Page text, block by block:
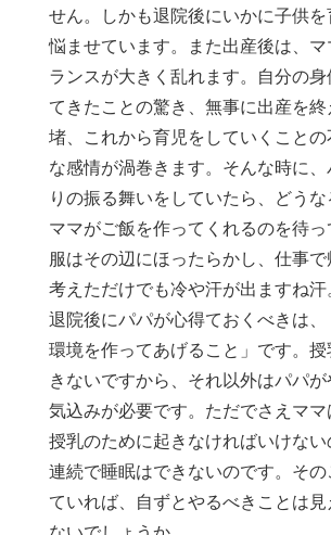
せん。しかも退院後にいかに子供
悩ませています。また出産後は、
ランスが大きく乱れます。自分の
てきたことの驚き、無事に出産を
堵、これから育児をしていくことの
な感情が渦巻きます。そんな時に
りの振る舞いをしていたら、どうな
ママがご飯を作ってくれるのを待
服はその辺にほったらかし、仕事で
考えただけでも冷や汗が出ますね汗
退院後にパパが心得ておくべきは、
環境を作ってあげること」です。
きないですから、それ以外はパパ
気込みが必要です。ただでさえマ
授乳のために起きなければいけな
連続で睡眠はできないのです。そ
ていれば、自ずとやるべきことは